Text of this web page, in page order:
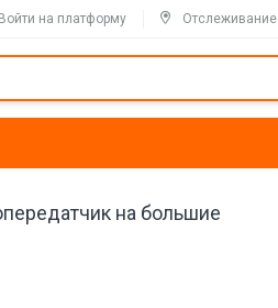
Войти на платформу Отслеживание
на большие